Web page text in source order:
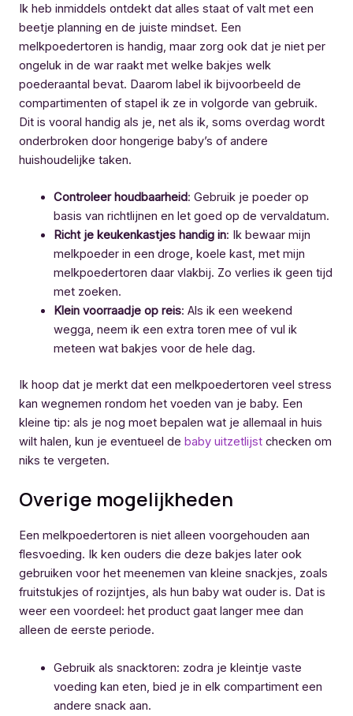
Ik heb inmiddels ontdekt dat alles staat of valt met een
beetje planning en de juiste mindset. Een
melkpoedertoren is handig, maar zorg ook dat je niet per
ongeluk in de war raakt met welke bakjes welk
poederaantal bevat. Daarom label ik bijvoorbeeld de
compartimenten of stapel ik ze in volgorde van gebruik.
Dit is vooral handig als je, net als ik, soms overdag wordt
onderbroken door hongerige baby’s of andere
huishoudelijke taken.
Controleer houdbaarheid: Gebruik je poeder op
basis van richtlijnen en let goed op de vervaldatum.
Richt je keukenkastjes handig in: Ik bewaar mijn
melkpoeder in een droge, koele kast, met mijn
melkpoedertoren daar vlakbij. Zo verlies ik geen tijd
met zoeken.
Klein voorraadje op reis: Als ik een weekend
wegga, neem ik een extra toren mee of vul ik
meteen wat bakjes voor de hele dag.
Ik hoop dat je merkt dat een melkpoedertoren veel stress
kan wegnemen rondom het voeden van je baby. Een
kleine tip: als je nog moet bepalen wat je allemaal in huis
wilt halen, kun je eventueel de baby uitzetlijst checken om
niks te vergeten.
Overige mogelijkheden
Een melkpoedertoren is niet alleen voorgehouden aan
flesvoeding. Ik ken ouders die deze bakjes later ook
gebruiken voor het meenemen van kleine snackjes, zoals
fruitstukjes of rozijntjes, als hun baby wat ouder is. Dat is
weer een voordeel: het product gaat langer mee dan
alleen de eerste periode.
Gebruik als snacktoren: zodra je kleintje vaste
voeding kan eten, bied je in elk compartiment een
andere snack aan.